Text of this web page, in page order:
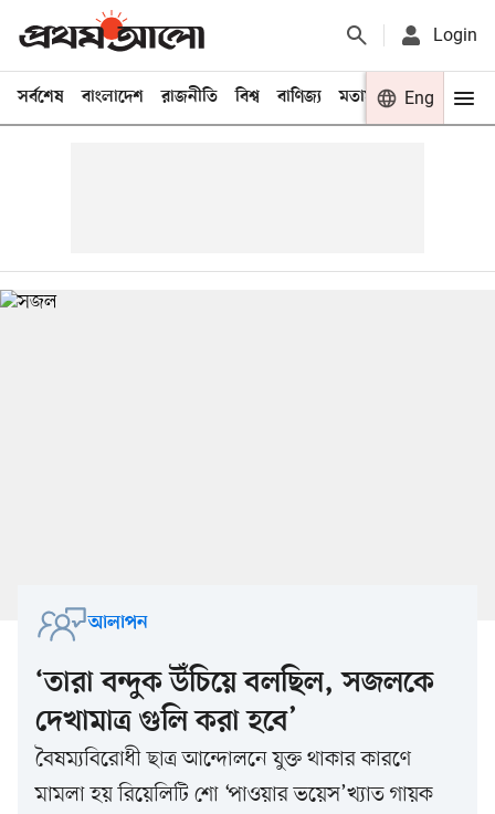
Login
সর্বশেষ বাংলাদেশ রাজনীতি বিশ্ব বাণিজ্য মতামত খেলা
Eng
আলাপন
‘তারা বন্দুক উঁচিয়ে বলছিল, সজলকে
দেখামাত্র গুলি করা হবে’
বৈষম্যবিরোধী ছাত্র আন্দোলনে যুক্ত থাকার কারণে
মামলা হয় রিয়েলিটি শো ‘পাওয়ার ভয়েস’খ্যাত গায়ক